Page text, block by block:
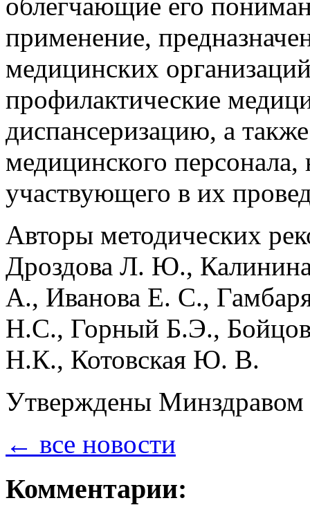
облегчающие его
применение,
медицинских
профилактические
диспансеризацию, а
медицинского персонала,
участвующего в их
Авторы методических
Дроздова Л. Ю.,
А., Иванова Е. С.,
Н.С., Горный Б.Э.,
Н.К., Котовская Ю. В.
Утверждены Минздравом
← все новости
Комментарии: